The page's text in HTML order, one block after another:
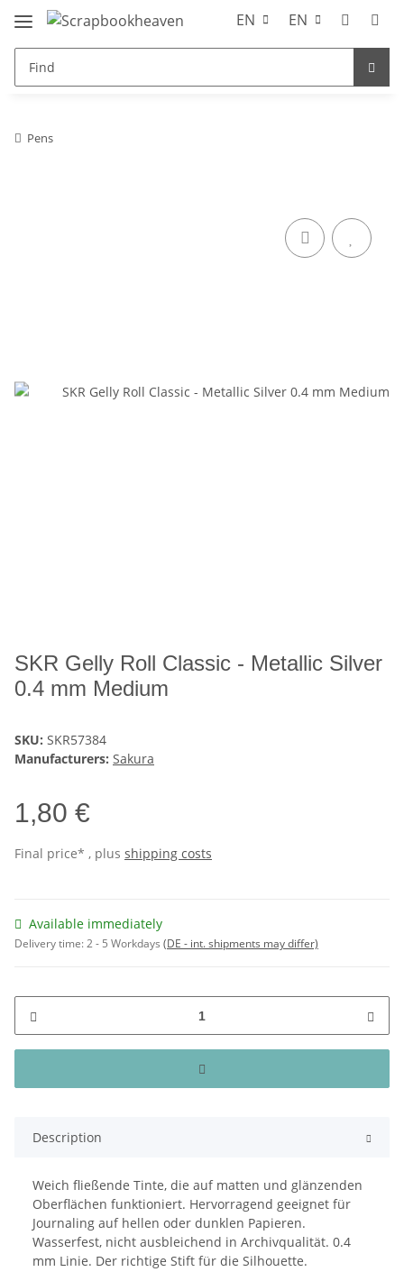
EN EN
Pens
SKR Gelly Roll Classic - Metallic Silver
0.4 mm Medium
SKU: SKR57384
Manufacturers: Sakura
1,80 €
Final price* , plus shipping costs
Available immediately
Delivery time:2 - 5 Workdays (DE - int. shipments may differ)
Description
Weich fließende Tinte, die auf matten und glänzenden
Oberflächen funktioniert. Hervorragend geeignet für
Journaling auf hellen oder dunklen Papieren.
Wasserfest, nicht ausbleichend in Archivqualität. 0.4
mm Linie. Der richtige Stift für die Silhouette.